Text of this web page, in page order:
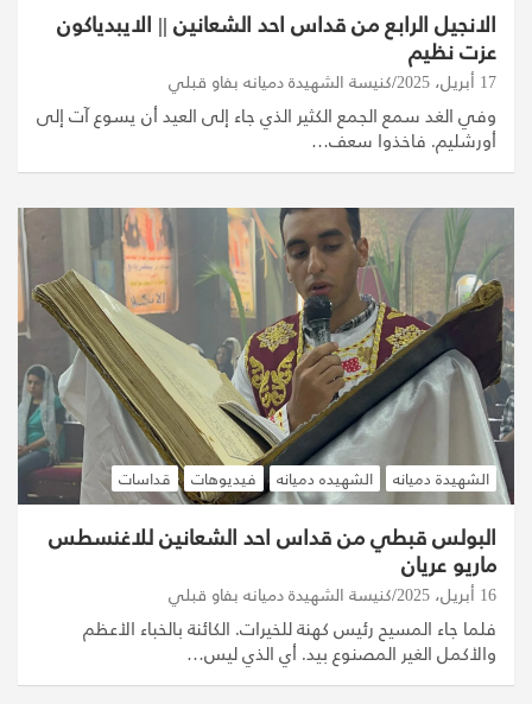
الانجيل الرابع من قداس احد الشعانين || الايبدياكون
عزت نظيم
17 أبريل، 2025 كنيسة الشهيدة دميانه بفاو قبلي
وفي الغد سمع الجمع الكثير الذي جاء إلى العيد أن يسوع آت إلى
أورشليم. فاخذوا سعف…
الشهيدة دميانه الشهيده دميانه فيديوهات قداسات
البولس قبطي من قداس احد الشعانين للاغنسطس
ماريو عريان
16 أبريل، 2025 كنيسة الشهيدة دميانه بفاو قبلي
فلما جاء المسيح رئيس كهنة للخيرات. الكائنة بالخباء الأعظم
والأكمل الغير المصنوع بيد. أي الذي ليس…